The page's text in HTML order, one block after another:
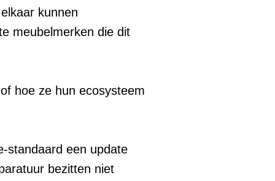
kunnen
meubelmerken die dit
hoe ze hun ecosysteem
standaard een update
bezitten niet